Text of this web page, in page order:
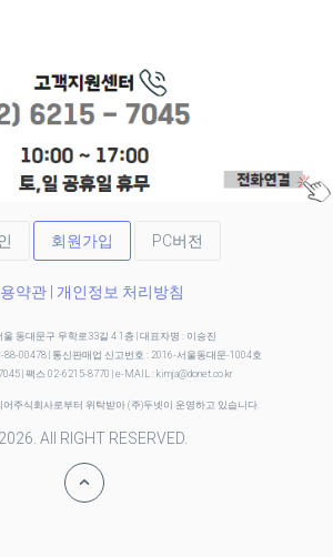
회원가입 PC버전
약관 개인정보 처리방침
울 동대문구 무학로33길 4 1층 | 대표자명 : 이승진
88-00478 | 통신판매업 신고번호 : 2016-서울동대문-1004호
| 팩스 02-6215-8770 | e-MAIL : kimja@donet.co.kr
어주식회사로부터 위탁받아 (주)두넷이 운영하고 있습니다.
All RIGHT RESERVED.